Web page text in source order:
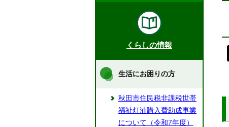
くらしの情報
生活にお困りの方
秋田市住民税非課税世帯
福祉灯油購入費助成事業
について（令和7年度）